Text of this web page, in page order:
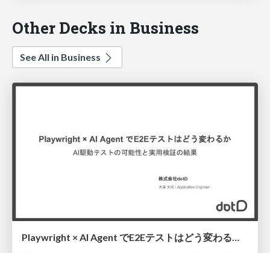
Other Decks in Business
See All in Business